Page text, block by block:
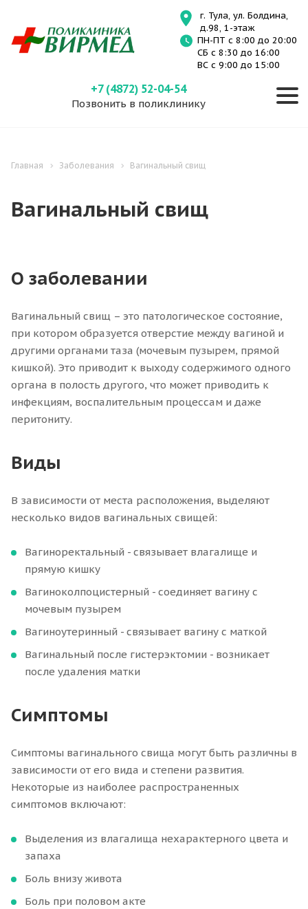
г. Тула, ул. Болдина,
д.98, 1-этаж
ПН-ПТ с 8:00 до 20:00
СБ с 8:30 до 16:00
ВС с 9:00 до 15:00
+7 (4872) 52-04-54
Позвонить в поликлинику
Главная Заболевания Вагинальный свищ
Вагинальный свищ
О заболевании
Вагинальный свищ – это патологическое состояние,
при котором образуется отверстие между вагиной и
другими органами таза (мочевым пузырем, прямой
кишкой). Это приводит к выходу содержимого одного
органа в полость другого, что может приводить к
инфекциям, воспалительным процессам и даже
перитониту.
Виды
В зависимости от места расположения, выделяют
несколько видов вагинальных свищей:
Вагиноректальный - связывает влагалище и
прямую кишку
Вагиноколпоцистерный - соединяет вагину с
мочевым пузырем
Вагиноутеринный - связывает вагину с маткой
Вагинальный после гистерэктомии - возникает
после удаления матки
Симптомы
Симптомы вагинального свища могут быть различны в
зависимости от его вида и степени развития.
Некоторые из наиболее распространенных
симптомов включают:
Выделения из влагалища нехарактерного цвета и
запаха
Боль внизу живота
Боль при половом акте